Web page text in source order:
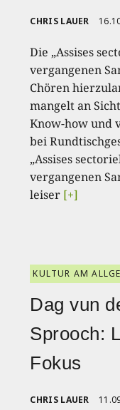
CHRIS LAUER
Die „Assises
vergangenen
Chören
mangelt an
Know-how und
bei
„Assises
vergangenen
leiser [+]
KULTUR AM
Dag vun
Sprooch:
Fokus
CHRIS LAUER